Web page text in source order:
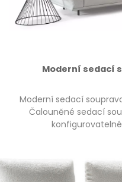
Moderní sedací
Moderní sedací
Čalouněné sedací